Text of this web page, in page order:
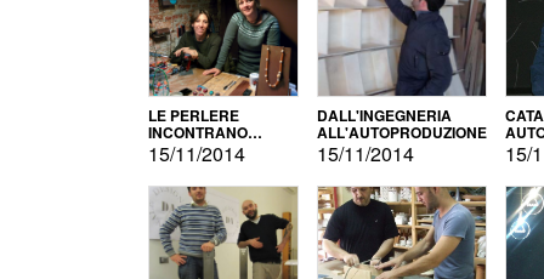
LE PERLERE
INCONTRANO
L'AUTOPRODUZIONE
15/11/2014
DALL'INGEGNERIA
ALL'AUTOPRODUZIONE
15/11/2014 15/